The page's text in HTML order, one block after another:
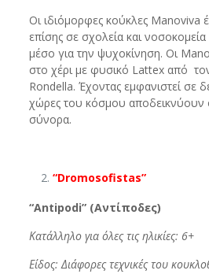
Οι ιδιόμορφες κούκλες Manoviva
επίσης σε σχολεία και
μέσο για την ψυχοκίνηση. Οι
στο χέρι με φυσικό Lattex από
Rondella. Έχοντας εμφανιστεί σε
χώρες του κόσμου αποδεικνύουν
σύνορα.
“Dromosofistas”
“Antipodi” (Αντίποδες)
Κατάλληλο για όλες τις ηλικίες: 6+
Είδος: Διάφορες τεχνικές του